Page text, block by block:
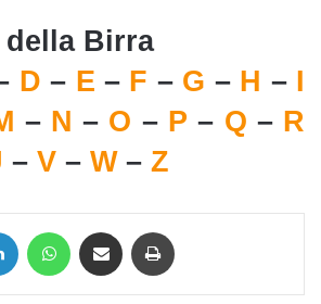
Birra
D – E – F – G – H – I
– N – O – P – Q – R
– V – W– Z
LinkedIn WhatsApp Condividi via mail